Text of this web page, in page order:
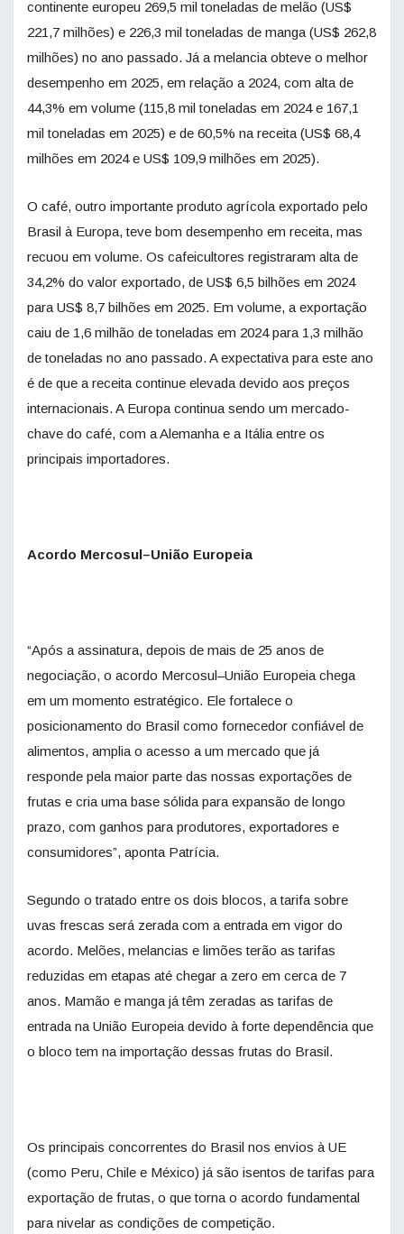
continente europeu 269,5 mil toneladas de melão (US$
221,7 milhões) e 226,3 mil toneladas de manga (US$ 262,8
milhões) no ano passado. Já a melancia obteve o melhor
desempenho em 2025, em relação a 2024, com alta de
44,3% em volume (115,8 mil toneladas em 2024 e 167,1
mil toneladas em 2025) e de 60,5% na receita (US$ 68,4
milhões em 2024 e US$ 109,9 milhões em 2025).
O café, outro importante produto agrícola exportado pelo
Brasil à Europa, teve bom desempenho em receita, mas
recuou em volume. Os cafeicultores registraram alta de
34,2% do valor exportado, de US$ 6,5 bilhões em 2024
para US$ 8,7 bilhões em 2025. Em volume, a exportação
caiu de 1,6 milhão de toneladas em 2024 para 1,3 milhão
de toneladas no ano passado. A expectativa para este ano
é de que a receita continue elevada devido aos preços
internacionais. A Europa continua sendo um mercado-
chave do café, com a Alemanha e a Itália entre os
principais importadores.
Acordo Mercosul–União Europeia
“Após a assinatura, depois de mais de 25 anos de
negociação, o acordo Mercosul–União Europeia chega
em um momento estratégico. Ele fortalece o
posicionamento do Brasil como fornecedor confiável de
alimentos, amplia o acesso a um mercado que já
responde pela maior parte das nossas exportações de
frutas e cria uma base sólida para expansão de longo
prazo, com ganhos para produtores, exportadores e
consumidores”, aponta Patrícia.
Segundo o tratado entre os dois blocos, a tarifa sobre
uvas frescas será zerada com a entrada em vigor do
acordo. Melões, melancias e limões terão as tarifas
reduzidas em etapas até chegar a zero em cerca de 7
anos. Mamão e manga já têm zeradas as tarifas de
entrada na União Europeia devido à forte dependência que
o bloco tem na importação dessas frutas do Brasil.
Os principais concorrentes do Brasil nos envios à UE
(como Peru, Chile e México) já são isentos de tarifas para
exportação de frutas, o que torna o acordo fundamental
para nivelar as condições de competição.